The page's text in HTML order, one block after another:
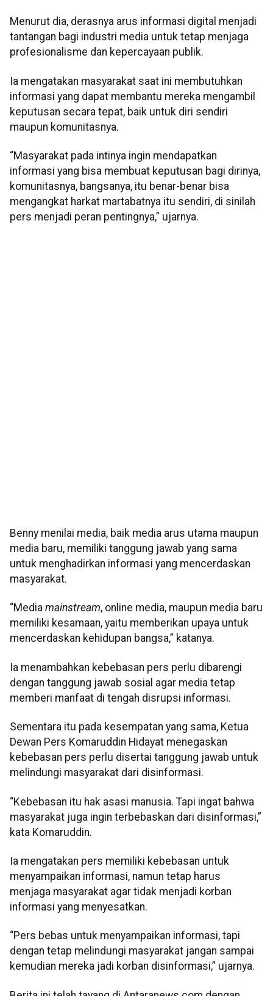
Menurut dia, derasnya arus informasi digital menjadi
tantangan bagi industri media untuk tetap menjaga
profesionalisme dan kepercayaan publik.
Ia mengatakan masyarakat saat ini membutuhkan
informasi yang dapat membantu mereka mengambil
keputusan secara tepat, baik untuk diri sendiri
maupun komunitasnya.
“Masyarakat pada intinya ingin mendapatkan
informasi yang bisa membuat keputusan bagi dirinya,
komunitasnya, bangsanya, itu benar-benar bisa
mengangkat harkat martabatnya itu sendiri, di sinilah
pers menjadi peran pentingnya,” ujarnya.
Benny menilai media, baik media arus utama maupun
media baru, memiliki tanggung jawab yang sama
untuk menghadirkan informasi yang mencerdaskan
masyarakat.
“Media mainstream, online media, maupun media baru
memiliki kesamaan, yaitu memberikan upaya untuk
mencerdaskan kehidupan bangsa,” katanya.
Ia menambahkan kebebasan pers perlu dibarengi
dengan tanggung jawab sosial agar media tetap
memberi manfaat di tengah disrupsi informasi.
Sementara itu pada kesempatan yang sama, Ketua
Dewan Pers Komaruddin Hidayat menegaskan
kebebasan pers perlu disertai tanggung jawab untuk
melindungi masyarakat dari disinformasi.
“Kebebasan itu hak asasi manusia. Tapi ingat bahwa
masyarakat juga ingin terbebaskan dari disinformasi,”
kata Komaruddin.
Ia mengatakan pers memiliki kebebasan untuk
menyampaikan informasi, namun tetap harus
menjaga masyarakat agar tidak menjadi korban
informasi yang menyesatkan.
“Pers bebas untuk menyampaikan informasi, tapi
dengan tetap melindungi masyarakat jangan sampai
kemudian mereka jadi korban disinformasi,” ujarnya.